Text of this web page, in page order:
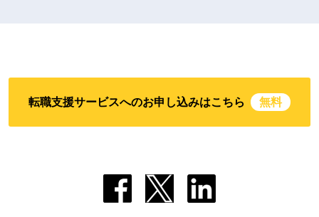
転職支援サービスへのお申し込みはこちら 無料